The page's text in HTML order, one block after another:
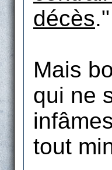
décès."
Mais
qui ne
tout